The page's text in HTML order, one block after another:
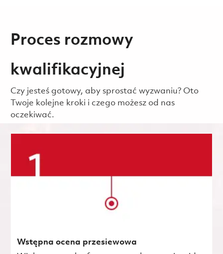
Proces rozmowy
kwalifikacyjnej
Czy jesteś gotowy, aby sprostać wyzwaniu? Oto
Twoje kolejne kroki i czego możesz od nas
oczekiwać.
Wstępna ocena przesiewowa